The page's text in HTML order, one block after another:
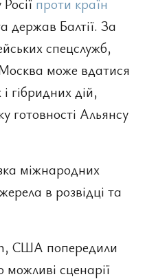
держав Балтії. За
спецслужб,
може вдатися
гібридних дій,
готовності Альянсу
міжнародних
в розвідці та
США попередили
можливі сценарії